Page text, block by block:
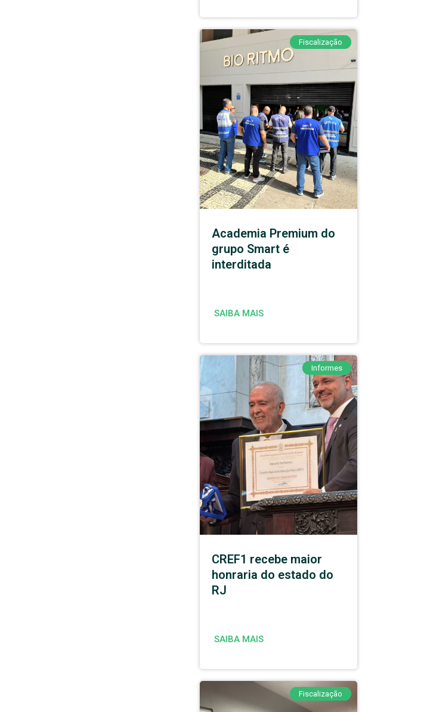
Fiscalização
Academia Premium do
grupo Smart é
interditada
SAIBA MAIS
Informes
CREF1 recebe maior
honraria do estado do
RJ
SAIBA MAIS
Fiscalização